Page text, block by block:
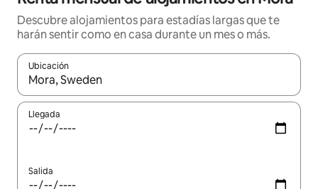
Descubre alojamientos para estadías largas que te
harán sentir como en casa durante un mes o más.
Ubicación
Cuando los resultados estén disponibles, navega con las
Llegada
Salida